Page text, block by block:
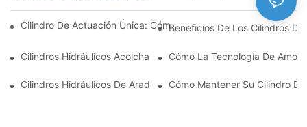
Cilindro De Actuación Única: Cómo Funciona & Aplicaciones
Beneficios De Los Cilindros
Cilindros Hidráulicos Acolchados: Impacto Reductor &
Cómo La Tecnología De
Cilindros Hidráulicos De Arado De Nieve: Características Clave
Cómo Mantener Su Cilindro